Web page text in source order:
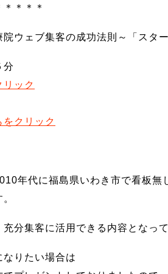
＊＊＊
院ウェブ集客の成功法則～「スタ
リック
クリック
年代に福島県いわき市で看板無
充分集客に活用できる内容となっ
りたい場合は